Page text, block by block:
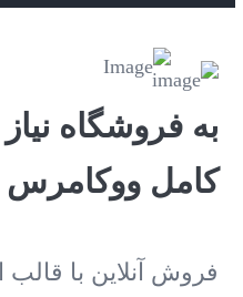
به فروشگاه
کامل ووکامرس
فروش آنلاین با قالب